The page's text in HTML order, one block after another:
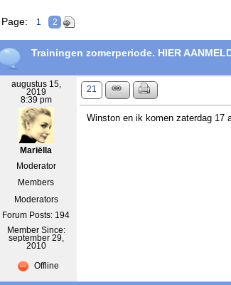
Page: 1 2
Trainingen zomerperiode. HIER
augustus 15,
2019
8:39 pm
Mariëlla
Moderator
Members
Moderators
Forum Posts: 194
Member Since:
september 29,
2010
Offline
21
Winston en ik komen zaterdag 17